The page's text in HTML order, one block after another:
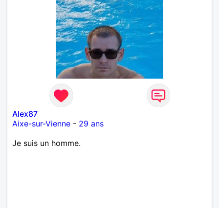
Alex87
Aixe-sur-Vienne - 29 ans
Je suis un homme.